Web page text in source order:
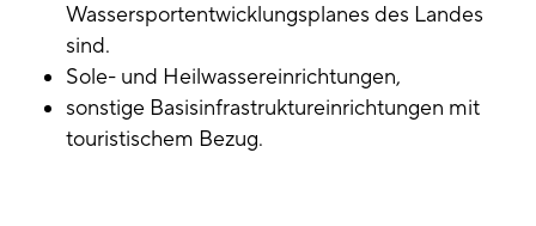
Wassersportentwicklungsplanes des Landes
sind.
Sole- und Heilwassereinrichtungen,
sonstige Basisinfrastruktureinrichtungen mit
touristischem Bezug.